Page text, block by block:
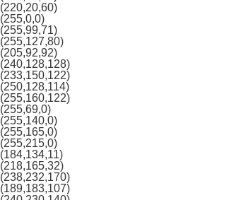
(220,20,60)
(255,0,0)
(255,99,71)
(255,127,80)
(205,92,92)
(240,128,128)
(233,150,122)
(250,128,114)
(255,160,122)
(255,69,0)
(255,140,0)
(255,165,0)
(255,215,0)
(184,134,11)
(218,165,32)
(238,232,170)
(189,183,107)